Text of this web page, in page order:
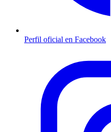
Perfil oficial en Facebook